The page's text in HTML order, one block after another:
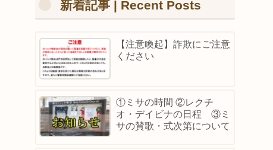
新着記事 | Recent Posts
【注意喚起】詐欺にご注意
ください
①ミサの時間 ②レクチ
オ・デイビナの日程 ③ミ
サの賛歌・式次第について